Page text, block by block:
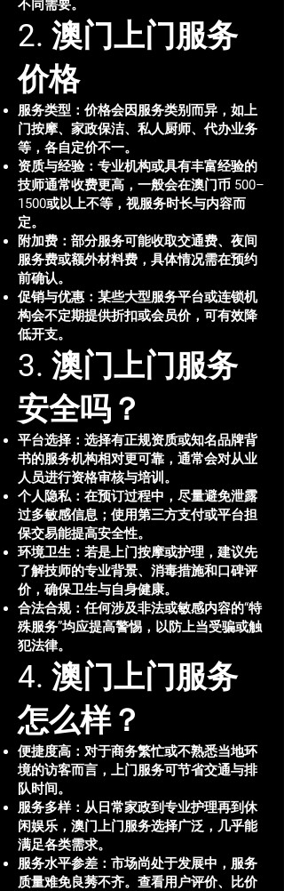
不同需要。
2. 澳门上门服务
价格
服务类型：价格会因服务类别而异，如上
门按摩、家政保洁、私人厨师、代办业务
等，各自定价不一。
资质与经验：专业机构或具有丰富经验的
技师通常收费更高，一般会在澳门币 500–
1500或以上不等，视服务时长与内容而
定。
附加费：部分服务可能收取交通费、夜间
服务费或额外材料费，具体情况需在预约
前确认。
促销与优惠：某些大型服务平台或连锁机
构会不定期提供折扣或会员价，可有效降
低开支。
3. 澳门上门服务
安全吗？
平台选择：选择有正规资质或知名品牌背
书的服务机构相对更可靠，通常会对从业
人员进行资格审核与培训。
个人隐私：在预订过程中，尽量避免泄露
过多敏感信息；使用第三方支付或平台担
保交易能提高安全性。
环境卫生：若是上门按摩或护理，建议先
了解技师的专业背景、消毒措施和口碑评
价，确保卫生与自身健康。
合法合规：任何涉及非法或敏感内容的“特
殊服务”均应提高警惕，以防上当受骗或触
犯法律。
4. 澳门上门服务
怎么样？
便捷度高：对于商务繁忙或不熟悉当地环
境的访客而言，上门服务可节省交通与排
队时间。
服务多样：从日常家政到专业护理再到休
闲娱乐，澳门上门服务选择广泛，几乎能
满足各类需求。
服务水平参差：市场尚处于发展中，服务
质量难免良莠不齐。查看用户评价、比价